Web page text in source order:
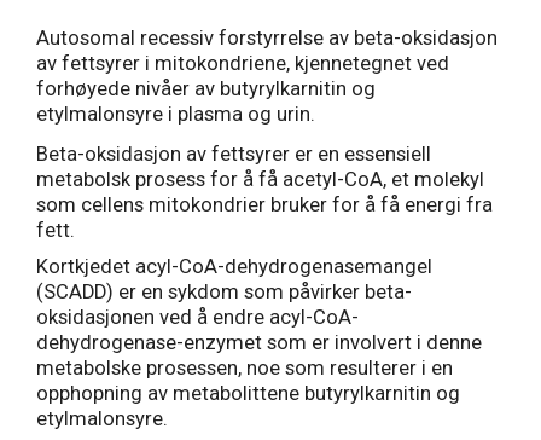
Autosomal recessiv forstyrrelse av beta-oksidasjon
av fettsyrer i mitokondriene, kjennetegnet ved
forhøyede nivåer av butyrylkarnitin og
etylmalonsyre i plasma og urin.
Beta-oksidasjon av fettsyrer er en essensiell
metabolsk prosess for å få acetyl-CoA, et molekyl
som cellens mitokondrier bruker for å få energi fra
fett.
Kortkjedet acyl-CoA-dehydrogenasemangel
(SCADD) er en sykdom som påvirker beta-
oksidasjonen ved å endre acyl-CoA-
dehydrogenase-enzymet som er involvert i denne
metabolske prosessen, noe som resulterer i en
opphopning av metabolittene butyrylkarnitin og
etylmalonsyre.